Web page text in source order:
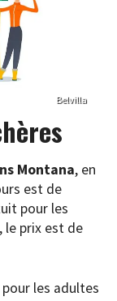
Belvilla
Montana, en
est de
pour les
, le prix est de
les adultes